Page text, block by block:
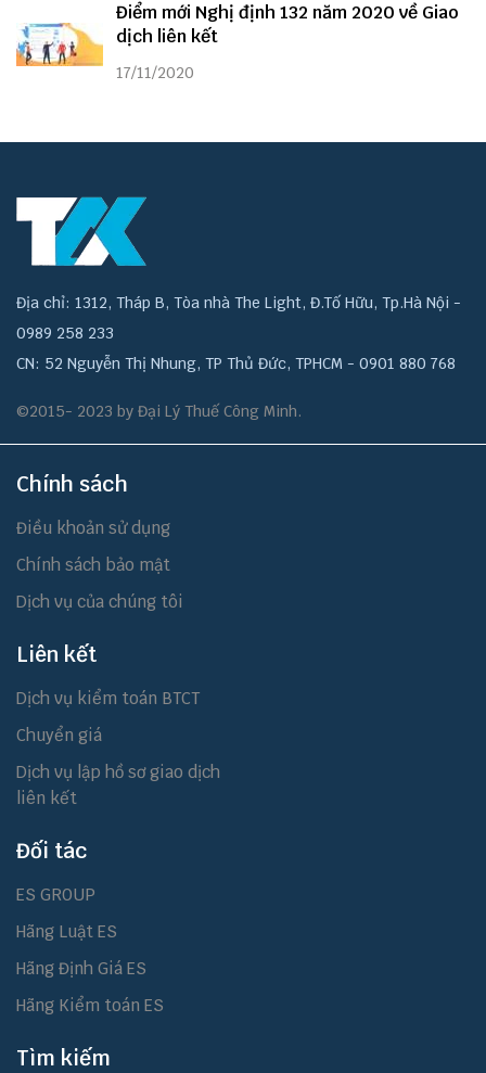
Điểm mới Nghị định 132 năm 2020 về Giao
dịch liên kết
17/11/2020
Địa chỉ: 1312, Tháp B, Tòa nhà The Light, Đ.Tố Hữu, Tp.Hà Nội -
0989 258 233
CN: 52 Nguyễn Thị Nhung, TP Thủ Đức, TPHCM - 0901 880 768
©2015- 2023 by Đại Lý Thuế Công Minh.
Chính sách
Điều khoản sử dụng
Chính sách bảo mật
Dịch vụ của chúng tôi
Liên kết
Dịch vụ kiểm toán BTCT
Chuyển giá
Dịch vụ lập hồ sơ giao dịch
liên kết
Đối tác
ES GROUP
Hãng Luật ES
Hãng Định Giá ES
Hãng Kiểm toán ES
Tìm kiếm